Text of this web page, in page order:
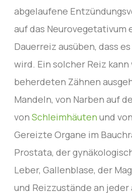
abgelaufene
auf das Neurovegetativum
Dauerreiz ausüben, dass
wird. Ein solcher Reiz
beherdeten Zähnen
Mandeln, von Narben auf
von Schleimhäuten und
Gereizte Organe im
Prostata, der
Leber, Gallenblase, der
und Reizzustände an